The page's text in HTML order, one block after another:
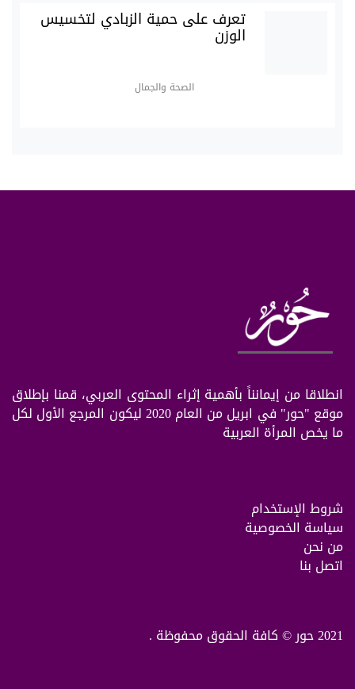
تعرف على حمية الزبادي لتخسيس
الوزن
الصحة والجمال
انطلاقا من إيمانناً بأهمية إثراء المحتوى العربي، قمنا بإطلاق
موقع "حور" في ابريل من العام 2020 ليكون المرجع الأول لكل
ما يخص المرأة العربية
شروط الإستخدام
سياسة الخصوصية
من نحن
اتصل بنا
2021 حور © كافة الحقوق محفوظة .